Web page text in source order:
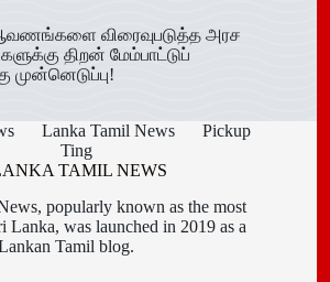
விரைவுபடுத்த அரச
திறன் மேம்பாட்டுப்
முன்னெடுப்பு!
Lanka Tamil News
Pickup
Ting
TAMIL NEWS
popularly known as the most
Lanka, was launched in 2019 as a
Tamil blog.